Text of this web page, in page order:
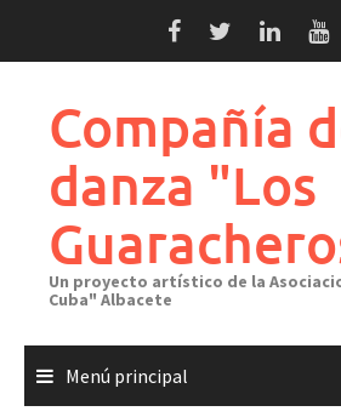
Compañía
danza "Los
Un proyecto artístico de la
Cuba" Albacete
Menú principal